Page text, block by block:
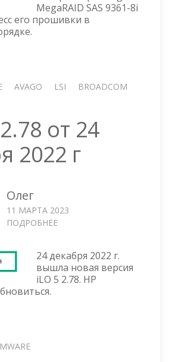
MegaRAID SAS 9361-8i
его прошивки в
AVAGO LSI
BROADCOM
от 24
2022 г
Олег
11 МАРТА 2023
ПОДРОБНЕЕ
V
2.78
ОТ
24 декабря 2022 г.
вышла новая версия
iLO 5 2.78. HP